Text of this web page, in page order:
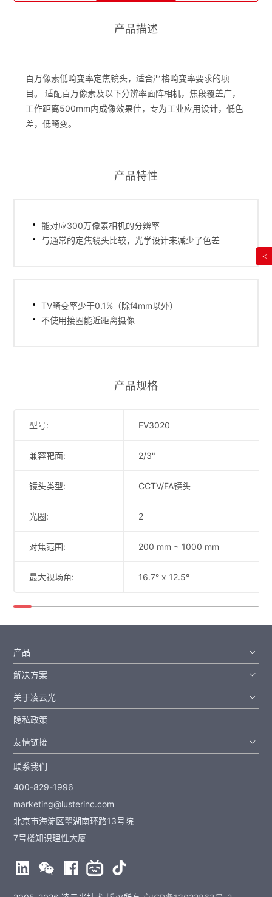
产品描述
百万像素低畸变率定焦镜头，适合严格畸变率要求的项
目。 适配百万像素及以下分辨率面阵相机，焦段覆盖广，
工作距离500mm内成像效果佳，专为工业应用设计，低色
差，低畸变。
产品特性
能对应300万像素相机的分辨率
与通常的定焦镜头比较，光学设计来减少了色差
TV畸变率少于0.1%（除f4mm以外）
不使用接圈能近距离摄像
产品规格
型号: FV3020
兼容靶面: 2/3"
镜头类型: CCTV/FA镜头
光圈: 2
对焦范围: 200 mm ~ 1000 mm
最大视场角: 16.7° x 12.5°
产品
解决方案
关于凌云光
隐私政策
友情链接
联系我们
400-829-1996
marketing@lusterinc.com
北京市海淀区翠湖南环路13号院
7号楼知识理性大厦
<